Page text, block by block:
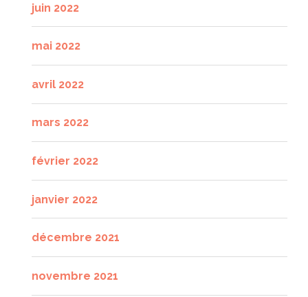
juin 2022
mai 2022
avril 2022
mars 2022
février 2022
janvier 2022
décembre 2021
novembre 2021